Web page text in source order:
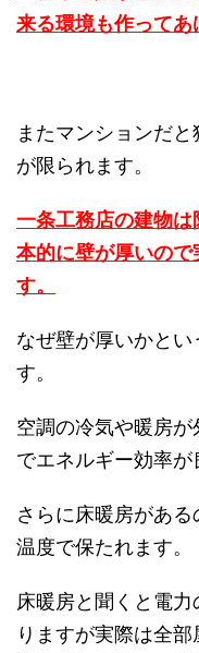
来る環境も作ってあ
またマンションだ
が限られます。
一条工務店の建物
本的に壁が厚いので
す。
なぜ壁が厚いかと
す。
空調の冷気や暖房
でエネルギー効率が
さらに床暖房があ
温度で保たれます。
床暖房と聞くと電
りますが実際は全